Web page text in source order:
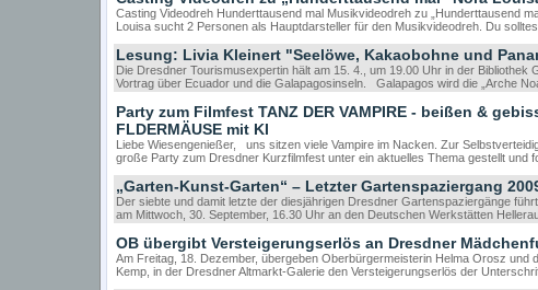
Casting Videodreh Hunderttausend mal Musikvideodreh zu „Hunderttausend
Louisa sucht 2 Personen als Hauptdarsteller für den Musikvideodreh. Du
Lesung: Livia Kleinert "Seelöwe, Kakaobohne und
Die Dresdner Tourismusexpertin hält am 15. 4., um 19.00 Uhr in der Bibliothek
Vortrag über Ecuador und die Galapagosinseln. Galapagos wird die „Arche
Party zum Filmfest TANZ DER VAMPIRE - beißen &
FLDERMÄUSE mit KI
Liebe Wiesengenießer, uns sitzen viele Vampire im Nacken. Zur
große Party zum Dresdner Kurzfilmfest unter ein aktuelles Thema gestellt und
„Garten-Kunst-Garten“ – Letzter Gartenspaziergang
Der siebte und damit letzte der diesjährigen Dresdner Gartenspaziergänge
am Mittwoch, 30. September, 16.30 Uhr an den Deutschen Werkstätten
OB übergibt Versteigerungserlös an Dresdner
Am Freitag, 18. Dezember, übergeben Oberbürgermeisterin Helma Orosz
Kemp, in der Dresdner Altmarkt-Galerie den Versteigerungserlös der